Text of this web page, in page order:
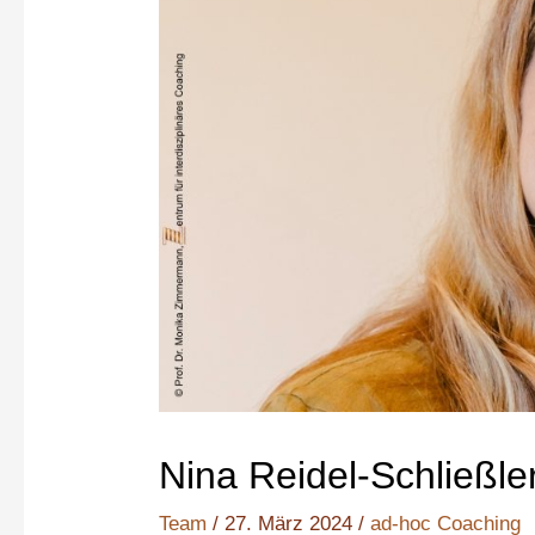
Nina Reidel-
Team /27. März 2024/ad-hoc Coaching